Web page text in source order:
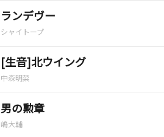
ランデヴー
シャイトープ
[生音]北ウイング
中森明菜
男の勲章
嶋大輔